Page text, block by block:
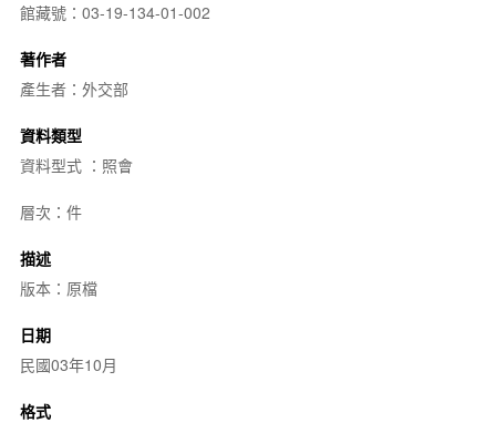
館藏號：03-19-134-01-002
著作者
產生者：外交部
資料類型
資料型式 ：照會
層次：件
描述
版本：原檔
日期
民國03年10月
格式